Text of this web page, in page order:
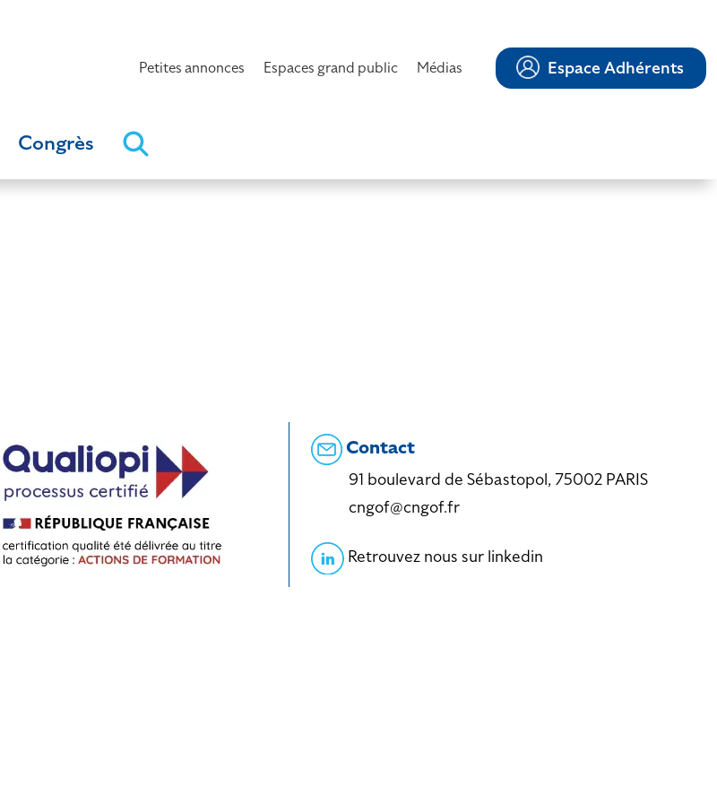
Petites annonces Espaces grand public Médias Espace Adhérents
Congrès
Contact
91 boulevard de Sébastopol, 75002 PARIS
cngof@cngof.fr
Retrouvez nous sur linkedin